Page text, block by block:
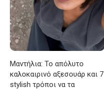
Μαντήλια: Το απόλυτο
καλοκαιρινό αξεσουάρ και 7
stylish τρόποι να τα